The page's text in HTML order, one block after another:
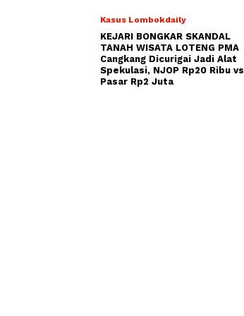
Kasus Lombokdaily
KEJARI BONGKAR SKANDAL
TANAH WISATA LOTENG PMA
Cangkang Dicurigai Jadi Alat
Spekulasi, NJOP Rp20 Ribu vs
Pasar Rp2 Juta